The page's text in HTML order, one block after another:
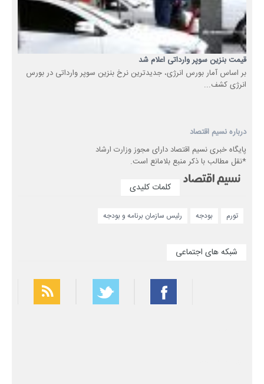
قیمت بنزین سوپر وارداتی اعلام شد
بر اساس آمار بورس انرژی، جدیدترین نرخ بنزین سوپر وارداتی در بورس
انرژی کشف...
درباره نسیم اقتصاد
پایگاه خبری نسیم اقتصاد دارای مجوز وزارت ارشاد
*نقل مطالب با ذکر منبع بلامانع است.
کلمات کلیدی
تورم بودجه رئیس سازمان برنامه و بودجه
شبکه های اجتماعی